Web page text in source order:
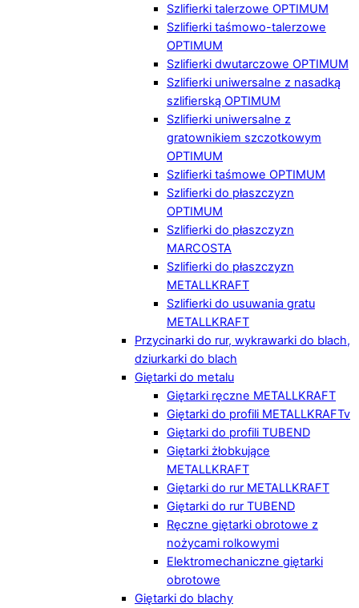
Szlifierki talerzowe OPTIMUM
Szlifierki taśmowo-talerzowe
OPTIMUM
Szlifierki dwutarczowe OPTIMUM
Szlifierki uniwersalne z nasadką
szlifierską OPTIMUM
Szlifierki uniwersalne z
gratownikiem szczotkowym
OPTIMUM
Szlifierki taśmowe OPTIMUM
Szlifierki do płaszczyzn
OPTIMUM
Szlifierki do płaszczyzn
MARCOSTA
Szlifierki do płaszczyzn
METALLKRAFT
Szlifierki do usuwania gratu
METALLKRAFT
Przycinarki do rur, wykrawarki do blach,
dziurkarki do blach
Giętarki do metalu
Giętarki ręczne METALLKRAFT
Giętarki do profili METALLKRAFTv
Giętarki do profili TUBEND
Giętarki żłobkujące
METALLKRAFT
Giętarki do rur METALLKRAFT
Giętarki do rur TUBEND
Ręczne giętarki obrotowe z
nożycami rolkowymi
Elektromechaniczne giętarki
obrotowe
Giętarki do blachy